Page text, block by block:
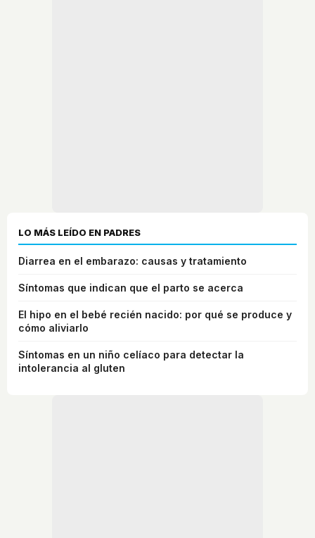
LO MÁS LEÍDO EN PADRES
Diarrea en el embarazo: causas y tratamiento
Síntomas que indican que el parto se acerca
El hipo en el bebé recién nacido: por qué se produce y
cómo aliviarlo
Síntomas en un niño celíaco para detectar la
intolerancia al gluten